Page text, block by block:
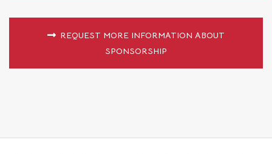
REQUEST MORE INFORMATION ABOUT
SPONSORSHIP